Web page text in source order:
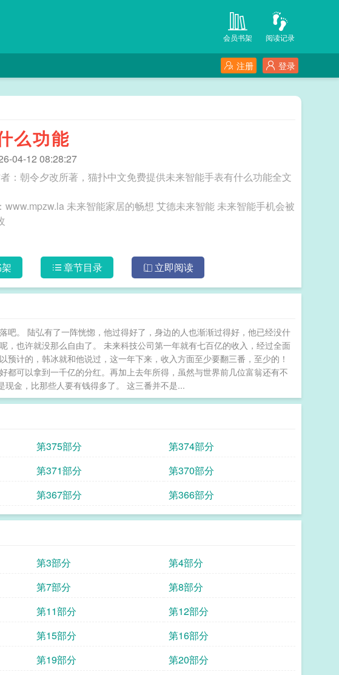
阅读记录
会员书架
登录
注册
么功能
04-12 08:28:27
：朝令夕改所著，猫扑中文免费提供未来智能手表有什么功能全文
德未来智能 未来智能手机会被
章节目录 立即阅读
吧。 陆弘有了一阵恍惚，他过得好了，身边的人也渐渐过得好，他已经没什
，也许就没那么自由了。 未来科技公司第一年就有七百亿的收入，经过全面
计的，韩冰就和他说过，这一年下来，收入方面至少要翻三番，至少的！
可以拿到一千亿的分红。再加上去年所得，虽然与世界前几位富翁还有不
金，比那些人要有钱得多了。 这三番并不是...
第375部分
第374部分
第371部分
第370部分
第367部分 第366部分
第3部分
第4部分
第7部分
第8部分
第11部分
第12部分
第15部分
第16部分
第19部分
第20部分